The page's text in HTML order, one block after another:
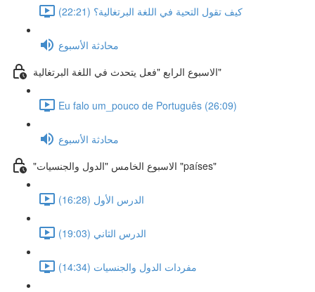
كيف تقول التحية في اللغة البرتغالية؟ (22:21)
محادثة الأسبوع
الاسبوع الرابع "فعل يتحدث في اللغة البرتغالية"
Eu falo um_pouco de Português (26:09)
محادثة الأسبوع
"الاسبوع الخامس "الدول والجنسيات "países"
الدرس الأول (16:28)
الدرس الثاني (19:03)
مفردات الدول والجنسيات (14:34)